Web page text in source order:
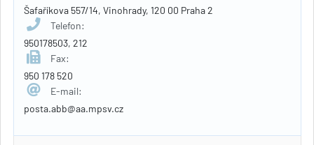
Šafaříkova 557/14, Vinohrady, 120 00 Praha 2
Telefon:
950178503, 212
Fax:
950 178 520
E-mail:
posta.abb@aa.mpsv.cz